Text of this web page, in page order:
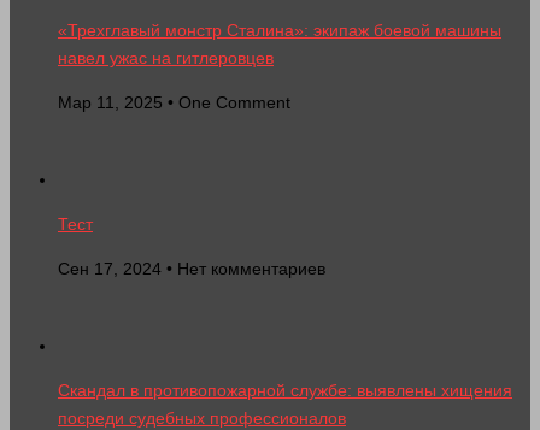
«Трехглавый монстр Сталина»: экипаж боевой машины
навел ужас на гитлеровцев
Мар 11, 2025 • One Comment
Тест
Сен 17, 2024 • Нет комментариев
Скандал в противопожарной службе: выявлены хищения
посреди судебных профессионалов